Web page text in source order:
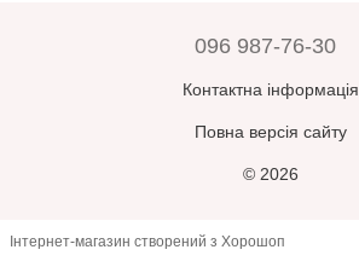
096 987-76-30
Контактна інформація
Повна версія сайту
© 2026
Інтернет-магазин створений з Хорошоп